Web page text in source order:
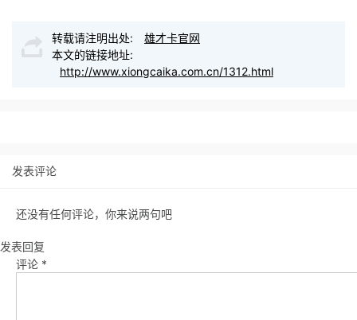
转载请注明出处:
雄才卡官网
本文的链接地址:
http://www.xiongcaika.com.cn/1312.html
发表评论
还没有任何评论，你来说两句吧
发表回复
评论 *